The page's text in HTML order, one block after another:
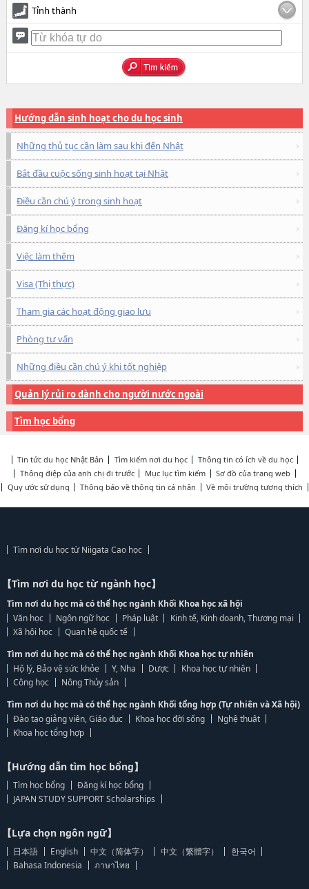
Tỉnh thành
Hướng dẫn sinh hoạt cho du học sinh
Những thủ tục cần làm sau khi đến Nhật
Bắt đầu cuộc sống sinh hoạt tại Nhật
Điều cần chú ý trong sinh hoạt
Đăng kí học bổng
Việc làm thêm
Visa (Thị thực)
Tham gia các hoạt động giao lưu
Phòng tư vấn
Những điều cần chú ý khi tốt nghiệp
Quản lý rủi ro dành cho người nước ngoài
Tìm học bổng
Tin tức du học Nhật Bản Tìm kiếm nơi du học
Thông tin có ích về du học
Thông điệp của anh chị đi trước
Mục lục tìm kiếm
Sơ đồ của trang web
Quy ước sử dụng
Thông báo về thông tin cá nhân Về môi trường tương thích
Tìm nơi du học từ Niigata Cao học
【Tìm nơi du học từ ngành học】
Tìm nơi du học mà có thể học ngành Khối Khoa học xã hội
Văn học
Ngôn ngữ học Pháp luật
Kinh tế, Kinh doanh, Thương mại
Xã hội học
Quan hệ quốc tế
Tìm nơi du học mà có thể học ngành Khối Khoa học tự nhiên
Hộ lý, Bảo vệ sức khỏe
Y, Nha Dược
Khoa học tự nhiên
Công học
Nông Thủy sản
Tìm nơi du học mà có thể học ngành Khối tổng hợp (Tự nhiên và Xã hội)
Đào tạo giảng viên, Giáo dục
Khoa học đời sống
Nghệ thuật
Khoa học tổng hợp
【Hướng dẫn tìm học bổng】
Tìm học bổng
Đăng kí học bổng
JAPAN STUDY SUPPORT Scholarships
【Lựa chọn ngôn ngữ】
日本語 English 中文（简体字） 中文（繁體字）
한국어
Bahasa Indonesia
ภาษาไทย